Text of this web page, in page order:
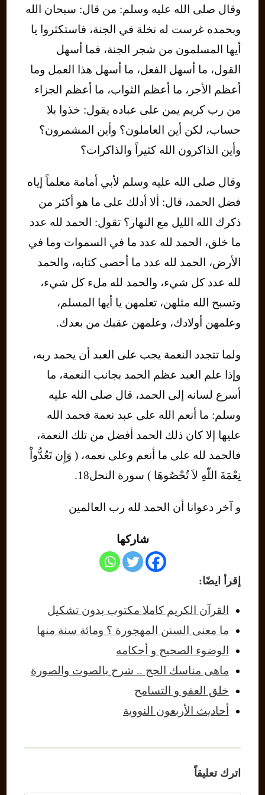
وقال صلى الله عليه وسلم: من قال: سبحان الله
وبحمده غرست له نخلة في الجنة، فاستكثروا يا
أيها المسلمون من شجر الجنة، فما أسهل
القول، ما أسهل الفعل، ما أسهل هذا العمل وما
أعظم الأجر، ما أعظم الثواب، ما أعظم الجزاء
من رب كريم يمن على عباده يقول: خذوا بلا
حساب، لكن أين العاملون؟ وأين المشمرون؟
وأين الذاكرون الله كثيراً والذاكرات؟
وقال صلى الله عليه وسلم لأبي أمامة معلماً إياه
فضل الحمد، قال: ألا أدلك على ما هو أكثر من
ذكرك الله الليل مع النهار؟ تقول: الحمد لله عدد
ما خلق، الحمد لله عدد ما في السموات وما في
الأرض، الحمد لله عدد ما أحصى كتابه، والحمد
لله عدد كل شيء، والحمد لله ملء كل شيء،
وتسبح الله مثلهن، تعلمهن يا أيها المسلم،
وعلمهن أولادك، وعلمهن عقبك من بعدك.
ولما تتجدد النعمة يجب على العبد أن يحمد ربه،
وإذا علم العبد عظم الحمد بجانب النعمة، ما
أسرع لسانه إلى الحمد، قال صلى الله عليه
وسلم: ما أنعم الله على عبد نعمة فحمد الله
عليها إلا كان ذلك الحمد أفضل من تلك النعمة،
فالحمد لله على ما أنعم وعلى نعمه، ( وَإِن تَعُدُّواْ
نِعْمَةَ اللّهِ لاَ تُحْصُوهَا ) سورة النحل18.
و آخر دعوانا أن الحمد لله رب العالمين
شاركها
إقرأ ايضًا:
القرآن الكريم كاملا مكتوب بدون تشكيل
ما معنى السنن المهجورة ؟ ومائة سنة منها
الوضوء الصحيح و أحكامه
ماهى مناسك الحج .. شرح بالصوت والصورة
خلق العفو و التسامح
أحاديث الأربعون النووية
اترك تعليقاً